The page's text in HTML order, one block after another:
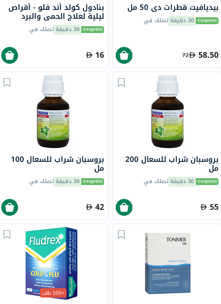
بيديافيت قطرات دي 50 مل
30 دقيقة تصلك في
58.50
72
بنادول كولد أند فلو - أقراص
ليلية لعلاج الحمى والبرد
والإنفلونزا، 24 قرص
30 دقيقة تصلك في
16
بروسبان شراب للسعال 200
مل
30 دقيقة تصلك في
55
بروسبان شراب للسعال 100
مل
30 دقيقة تصلك في
42
+500 طلب